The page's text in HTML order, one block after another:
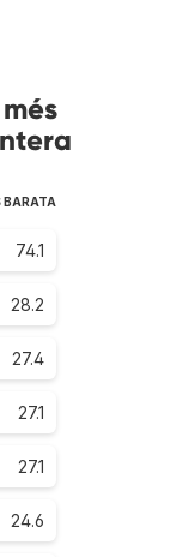
BARATA
74.1
28.2
27.4
27.1
27.1
24.6